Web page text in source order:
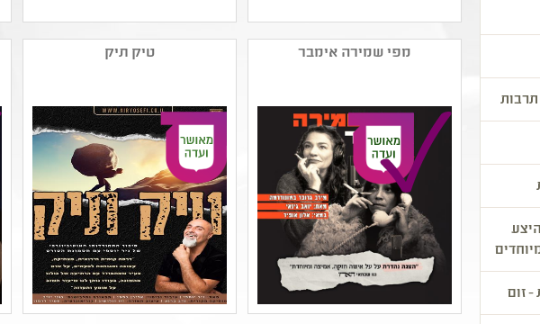
סמיון
קטגוריה: תיאטרון נוער
,חוויות אישיות ,אלימות
,סבלנות וסובלנות
אלמהבאש עמותת אלראד
קהל יעד: ח - יב
נושאים: חוויות אישיות
,סבלנות וסובלנות
מפי שמירה אימבר טיק תיק
תרבות
זום